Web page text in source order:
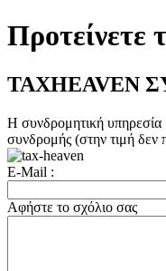
Προτείνετε
TAXHEAVEN
Η συνδρομητική υπηρεσία
συνδρομής (στην τιμή
E-Mail :
Αφήστε το σχόλιο σας